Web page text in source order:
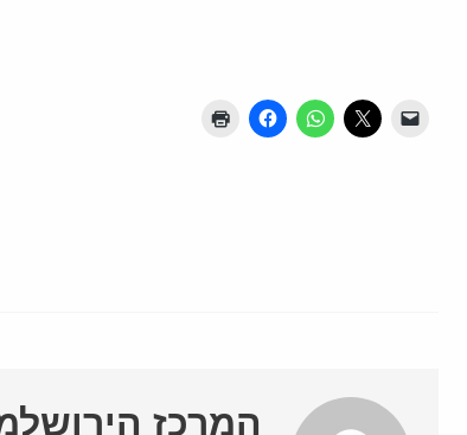
המרכז